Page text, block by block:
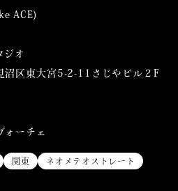
ACE)
ジオ
沼区東大宮5-2-11さじやビル２F
ォーチェ
関東 ネオメテオストレート